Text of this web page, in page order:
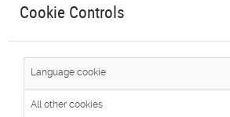
Cookie Controls
Language cookie
All other cookies